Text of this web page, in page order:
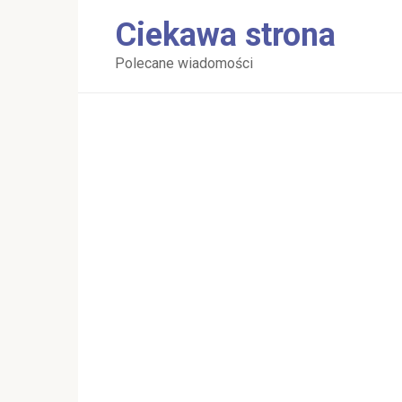
Ciekawa strona
Polecane wiadomości